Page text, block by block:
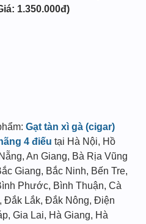
1.350.000đ)
Gạt tàn xì gà (cigar)
4 điếu tại Hà Nội, Hồ
An Giang, Bà Rịa Vũng
Giang, Bắc Ninh, Bến Tre,
Phước, Bình Thuận, Cà
Đắk Lắk, Đắk Nông, Điện
Gia Lai, Hà Giang, Hà